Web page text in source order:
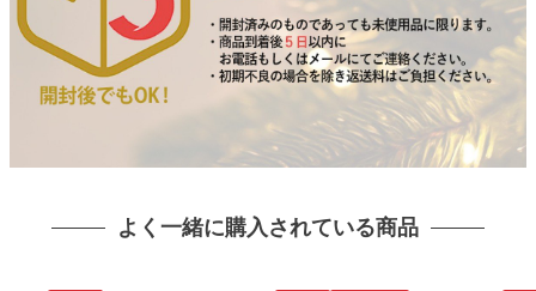
よく一緒に購入されている商品